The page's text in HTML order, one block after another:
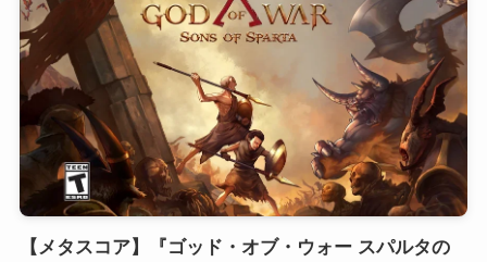
【メタスコア】『ゴッド・オブ・ウォー スパルタの